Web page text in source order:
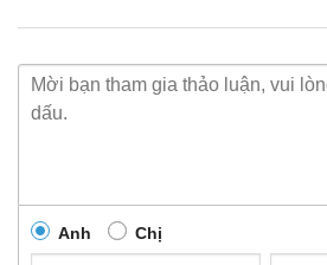
Anh Chị